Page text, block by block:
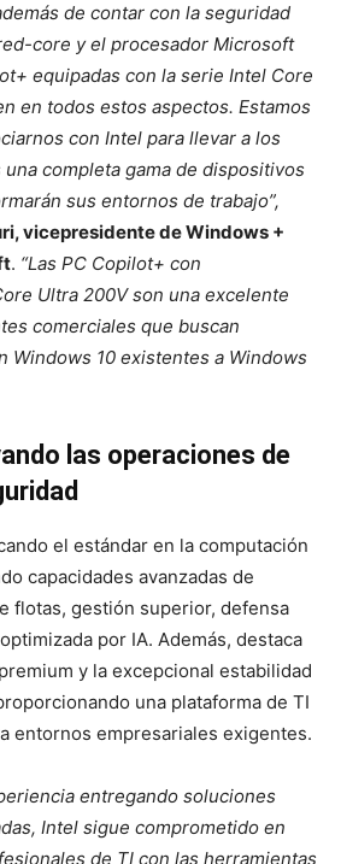
de contar con la seguridad
core y el procesador Microsoft
equipadas con la serie Intel Core
en todos estos aspectos. Estamos
con Intel para llevar a los
completa gama de dispositivos
sus entornos de trabajo”,
vicepresidente de Windows +
. “Las PC Copilot+ con
Ultra 200V son una excelente
comerciales que buscan
Windows 10 existentes a Windows
las operaciones de
el estándar en la computación
capacidades avanzadas de
flotas, gestión superior, defensa
por IA. Además, destaca
y la excepcional estabilidad
una plataforma de TI
entornos empresariales exigentes.
entregando soluciones
Intel sigue comprometido en
de TI con las herramientas